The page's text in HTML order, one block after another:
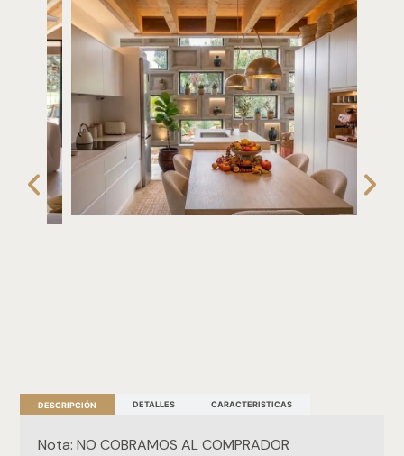
DESCRIPCIÓN DETALLES CARACTERISTICAS
Nota: NO COBRAMOS AL COMPRADOR